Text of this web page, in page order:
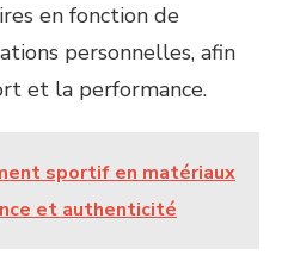
en fonction de
personnelles, afin
et la performance.
sportif en matériaux
et authenticité